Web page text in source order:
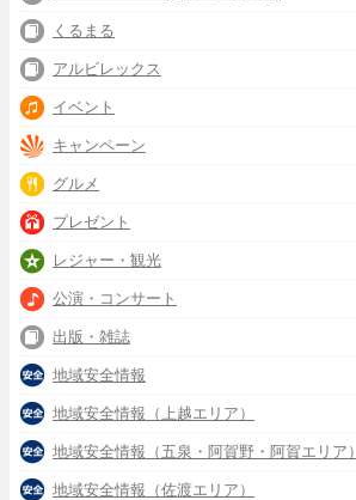
くるまる
アルビレックス
イベント
キャンペーン
グルメ
プレゼント
レジャー・観光
公演・コンサート
出版・雑誌
地域安全情報
地域安全情報（上越エリア）
地域安全情報（五泉・阿賀野・阿賀エリア）
地域安全情報（佐渡エリア）